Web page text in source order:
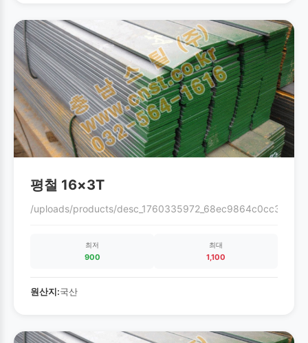
평철 16×3T
/uploads/products/desc_1760335972_68ec9864c0cc3.gif
최저
900
최대
1,100
원산지:국산